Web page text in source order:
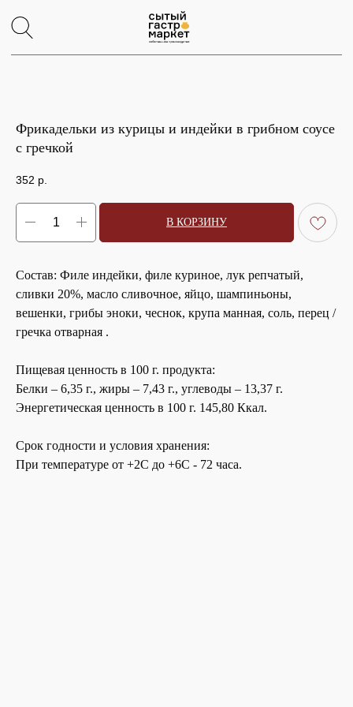
Фрикадельки из курицы и индейки в грибном соусе
с гречкой
352 р.
В КОРЗИНУ
Состав: Филе индейки, филе куриное, лук репчатый,
сливки 20%, масло сливочное, яйцо, шампиньоны,
вешенки, грибы эноки, чеснок, крупа манная, соль, перец /
гречка отварная .
Пищевая ценность в 100 г. продукта:
Белки – 6,35 г., жиры – 7,43 г., углеводы – 13,37 г.
Энергетическая ценность в 100 г. 145,80 Ккал.
Срок годности и условия хранения:
При температуре от +2С до +6С - 72 часа.